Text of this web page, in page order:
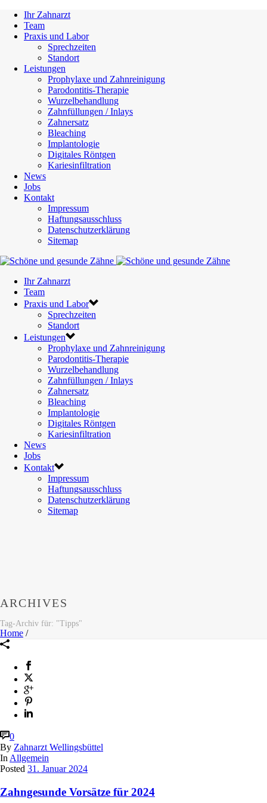
Ihr Zahnarzt
Team
Praxis und Labor
Sprechzeiten
Standort
Leistungen
Prophylaxe und Zahnreinigung
Parodontitis-Therapie
Wurzelbehandlung
Zahnfüllungen / Inlays
Zahnersatz
Bleaching
Implantologie
Digitales Röntgen
Kariesinfiltration
News
Jobs
Kontakt
Impressum
Haftungsausschluss
Datenschutzerklärung
Sitemap
Ihr Zahnarzt
Team
Praxis und Labor
Sprechzeiten
Standort
Leistungen
Prophylaxe und Zahnreinigung
Parodontitis-Therapie
Wurzelbehandlung
Zahnfüllungen / Inlays
Zahnersatz
Bleaching
Implantologie
Digitales Röntgen
Kariesinfiltration
News
Jobs
Kontakt
Impressum
Haftungsausschluss
Datenschutzerklärung
Sitemap
ARCHIVES
Tag-Archiv für: "Tipps"
Home /
0
By Zahnarzt Wellingsbüttel
In Allgemein
Posted 31. Januar 2024
Zahngesunde Vorsätze für 2024